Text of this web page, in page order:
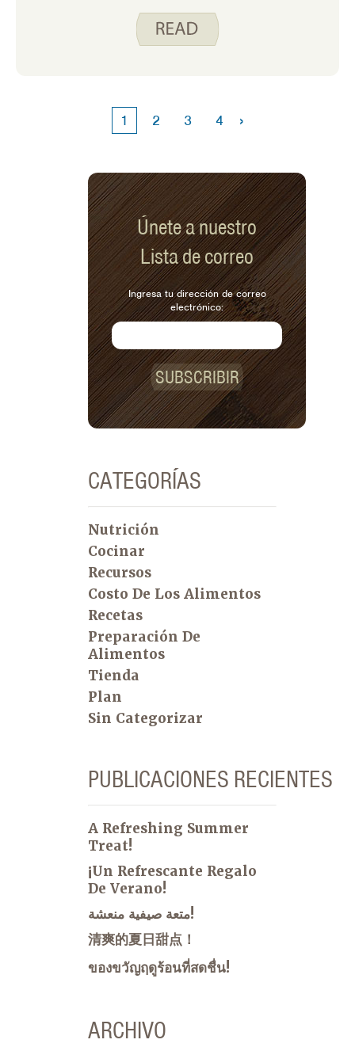
1 2 3 4 ›
Únete a nuestro
Lista de correo
Ingresa tu dirección de correo
electrónico:
SUBSCRIBIR
CATEGORÍAS
Nutrición
Cocinar
Recursos
Costo De Los Alimentos
Recetas
Preparación De
Alimentos
Tienda
Plan
Sin Categorizar
PUBLICACIONES RECIENTES
A Refreshing Summer
Treat!
¡Un Refrescante Regalo
De Verano!
متعة صيفية منعشة!
清爽的夏日甜点！
ของขวัญฤดูร้อนที่สดชื่น!
ARCHIVO